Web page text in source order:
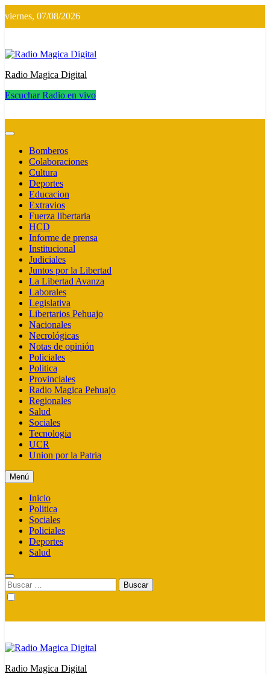
al
contenido
viernes, 07/08/2026
Radio Magica Digital
Escuchar Radio en vivo
Bomberos
Colaboraciones
Cultura
Deportes
Educacion
Extravios
Fuerza libertaria
HCD
Informe de prensa
Institucional
Judiciales
Juntos por la Libertad
La Libertad Avanza
Laborales
Legislativa
Libertarios Pehuajo
Nacionales
Necrológicas
Notas de opinión
Policiales
Politica
Provinciales
Radio Magica Pehuajo
Regionales
Salud
Sociales
Tecnologia
UCR
Union por la Patria
Menú
Inicio
Politica
Sociales
Policiales
Deportes
Salud
Buscar:
Radio Magica Digital